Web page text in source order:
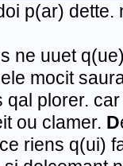
p(ar) dette.
uuet
mocit
plorer. car
ou clamer. D
q(ui)